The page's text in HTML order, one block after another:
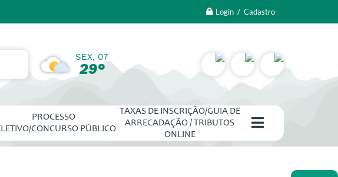
Login / Cadastro
SEX, 07
29°
PROCESSO
CONCURSO PÚBLICO
TAXAS DE INSCRIÇÃO/GUIA DE
ARRECADAÇÃO / TRIBUTOS
ONLINE